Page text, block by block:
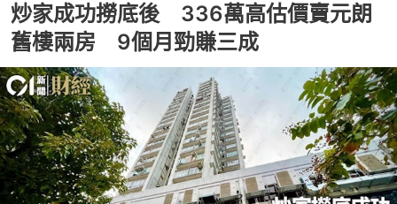
炒家成功撈底後 336萬高估價賣元朗
舊樓兩房 9個月勁賺三成